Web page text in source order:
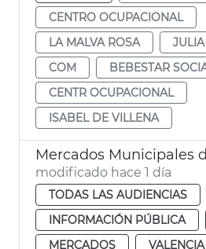
CENTRO OCUPACIONAL
LA MALVA ROSA
COM
BEBESTAR
CENTR OCUPACIONAL
ISABEL DE VILLENA
modificado hace 1 día
TODAS LAS AUDIENCIAS
INFORMACIÓN PÚBLICA
MERCADOS
VALENCIA